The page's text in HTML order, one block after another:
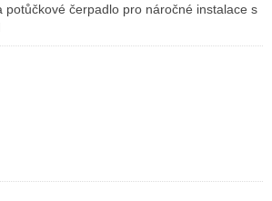
potůčkové čerpadlo pro náročné instalace s